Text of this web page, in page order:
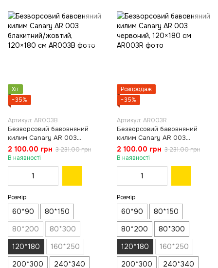
Хіт
−35%
Артикул: AR003B
Безворсовий бавовняний
килим Canary AR 003
блакитний/жовтий, 120×180
см
2 100.00 грн 3 231.00 грн
В наявності
Розмір
60*90
80*150
80*200
80*300
120*180
160*250
200*300
240*340
Розпродаж
−35%
Артикул: AR003R
Безворсовий бавовняний
килим Canary AR 003
червоний, 120×180 см
2 100.00 грн 3 231.00 грн
В наявності
Розмір
60*90
80*150
80*200
80*300
120*180
160*250
200*300
240*340